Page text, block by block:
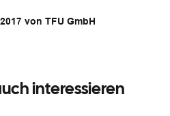
von TFU GmbH
interessieren